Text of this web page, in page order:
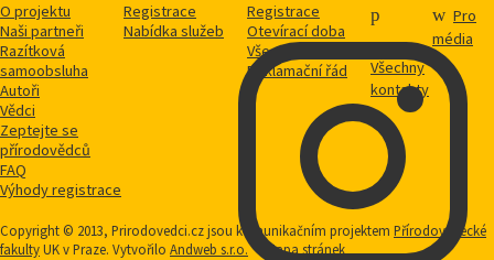
O projektu
Naši partneři
Razítková
samoobsluha
Autoři
Vědci
Zeptejte se
přírodovědců
FAQ
Výhody registrace
Registrace
Nabídka služeb
Registrace
Otevírací doba
Vše o nákupu
Reklamační řád
Všechny
kontakty
Pro
média
Copyright © 2013, Prirodovedci.cz jsou komunikačním projektem Přírodovědecké
fakultyUK v Praze. Vytvořilo Andweb s.r.o. Mapa stránek